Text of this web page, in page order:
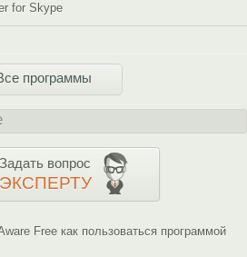
for Skype
программы
Задать вопрос
ЭКСПЕРТУ
Free как пользоваться программой